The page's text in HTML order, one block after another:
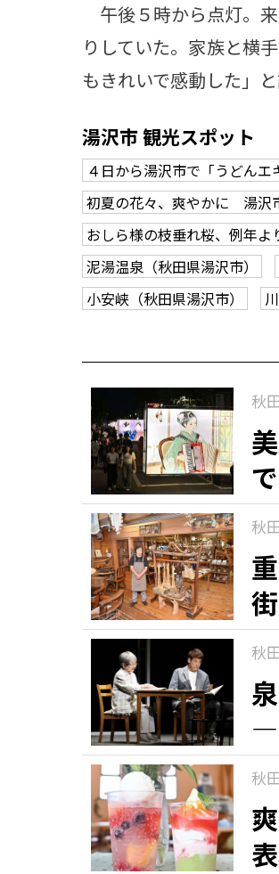
午後５時から点灯。
りしていた。家族と横
もきれいで感動した」と
湯沢市 観光スポット
４日から湯沢市で「うどん
初夏の花々、爽やかに 湯沢
おしら様の枝垂れ桜、例年
泥湯温泉（秋田県湯沢市）
小安峡（秋田県湯沢市）
秋
秋
秋
―
秋